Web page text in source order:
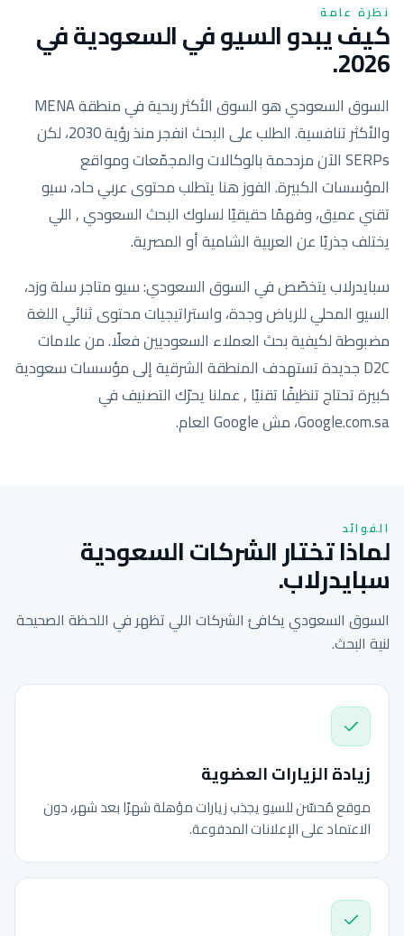
نظرة عامة
كيف يبدو السيو في السعودية في
2026.
السوق السعودي هو السوق الأكثر ربحية في منطقة MENA
والأكثر تنافسية. الطلب على البحث انفجر منذ رؤية 2030، لكن
SERPs الآن مزدحمة بالوكالات والمجمّعات ومواقع
المؤسسات الكبيرة. الفوز هنا يتطلب محتوى عربي حاد، سيو
تقني عميق، وفهمًا حقيقيًا لسلوك البحث السعودي , اللي
يختلف جذريًا عن العربية الشامية أو المصرية.
سبايدرلاب يتخصّص في السوق السعودي: سيو متاجر سلة وزد،
السيو المحلي للرياض وجدة، واستراتيجيات محتوى ثنائي اللغة
مضبوطة لكيفية بحث العملاء السعوديين فعلًا. من علامات
D2C جديدة تستهدف المنطقة الشرقية إلى مؤسسات سعودية
كبيرة تحتاج تنظيفًا تقنيًا , عملنا يحرّك التصنيف في
Google.com.sa، مش Google العام.
الفوائد
لماذا تختار الشركات السعودية
سبايدرلاب.
السوق السعودي يكافئ الشركات اللي تظهر في اللحظة الصحيحة
لنية البحث.
زيادة الزيارات العضوية
موقع مُحسّن للسيو يجذب زيارات مؤهلة شهرًا بعد شهر، دون
الاعتماد على الإعلانات المدفوعة.